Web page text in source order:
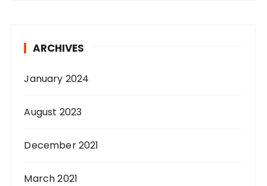
ARCHIVES
January 2024
August 2023
December 2021
March 2021